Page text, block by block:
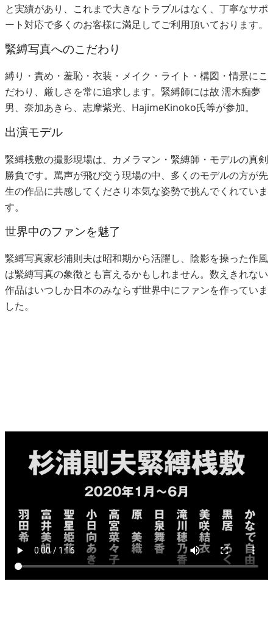
と実績があり、これまで大きなトラブルはなく、丁寧なサポ
ート対応で多くのお客様に満足してご利用頂いております。
緊縛写真へのこだわり
縛り・責め・羞恥・衣装・メイク・ライト・構図・情景にこ
だわり、厳しさを常に追求します。緊縛師には故 濡木痴夢
男、奈加あきら、志摩紫光、HajimeKinoko氏等が参加。
出演モデル
緊縛桟敷の撮影現場は、カメラマン・緊縛師・モデルの真剣
勝負です。罵声が飛び交う現場の中、多くのモデルの方が先
生の作品に共感してくださり本気な姿勢で挑んでくれていま
す。
世界中のファンを魅了
緊縛写真家杉浦則夫は昭和期から活躍し、陰影を操った作風
は緊縛写真の象徴とも言えるかもしれません。数えきれない
作品はいつしか日本のみならず世界中にファンを作っていま
した。